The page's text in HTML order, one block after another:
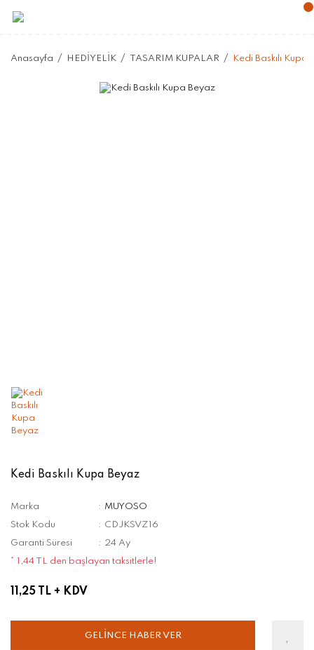
Anasayfa HEDİYELİK TASARIM KUPALAR Kedi Baskılı Kupa
Kedi Baskılı Kupa Beyaz
Marka
MUYOSO
Stok Kodu
CDJKSVZ16
Garanti Süresi
24 Ay
* 1,44 TL den başlayan taksitlerle!
11,25 TL + KDV
GELİNCE HABER VER